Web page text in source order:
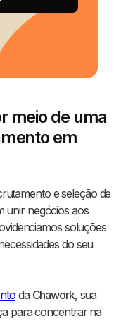
meio de uma
em
e seleção de
unir negócios aos
soluções
do seu
da Chawork, sua
para concentrar na